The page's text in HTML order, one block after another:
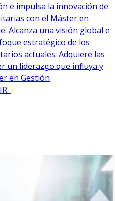
e impulsa la innovación de
con el Máster en
Alcanza una visión global e
estratégico de los
actuales. Adquiere las
un liderazgo que infl­uya y
en Gestión